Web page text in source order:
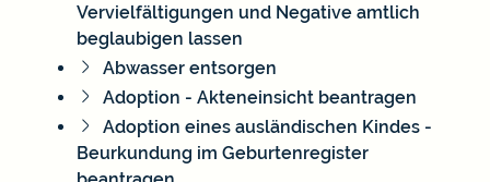
Vervielfältigungen und Negative amtlich
beglaubigen lassen
Abwasser entsorgen
Adoption - Akteneinsicht beantragen
Adoption eines ausländischen Kindes -
Beurkundung im Geburtenregister